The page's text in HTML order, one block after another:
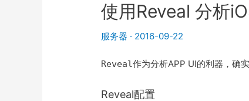
使用Reveal 分析
服务器 · 2016-09-22
Reveal作为分析APP UI的利器，确
Reveal配置